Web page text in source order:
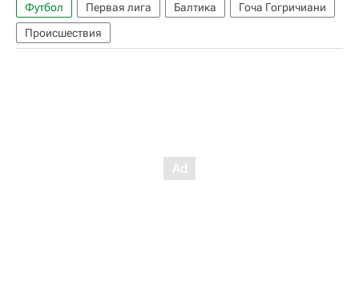
Футбол Первая лига Балтика
Гоча Гогричиани
Происшествия